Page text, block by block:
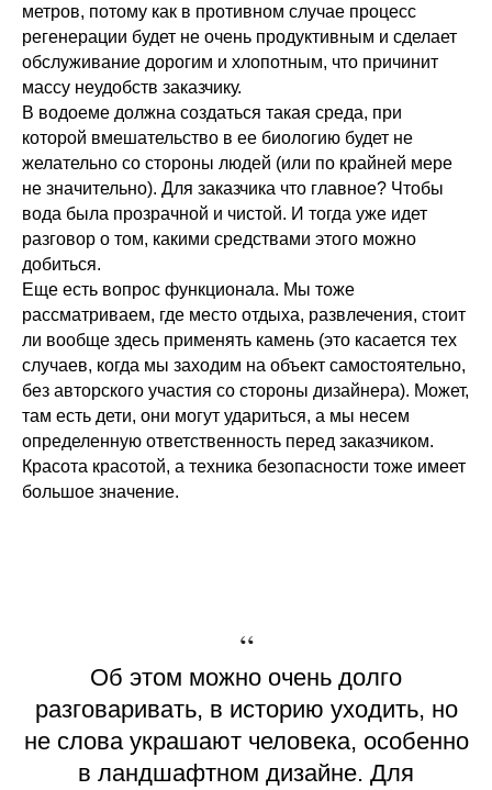
метров, потому как в противном случае процесс
регенерации будет не очень продуктивным и сделает
обслуживание дорогим и хлопотным, что причинит
массу неудобств заказчику.
В водоеме должна создаться такая среда, при
которой вмешательство в ее биологию будет не
желательно со стороны людей (или по крайней мере
не значительно). Для заказчика что главное? Чтобы
вода была прозрачной и чистой. И тогда уже идет
разговор о том, какими средствами этого можно
добиться.
Еще есть вопрос функционала. Мы тоже
рассматриваем, где место отдыха, развлечения, стоит
ли вообще здесь применять камень (это касается тех
случаев, когда мы заходим на объект самостоятельно,
без авторского участия со стороны дизайнера). Может,
там есть дети, они могут удариться, а мы несем
определенную ответственность перед заказчиком.
Красота красотой, а техника безопасности тоже имеет
большое значение.
“
Об этом можно очень долго
разговаривать, в историю уходить, но
не слова украшают человека, особенно
в ландшафтном дизайне. Для